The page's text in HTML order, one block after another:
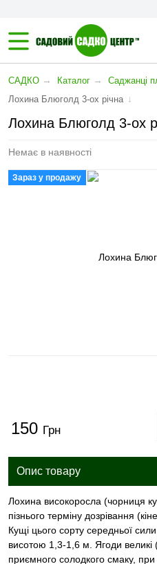
САДКО → Каталог → Саджанці
Лохина Блюголд 3-ох річна ↓
Лохина Блюголд 3-ох
Немає в наявності
Зараз у продажу
150 Грн
Опис товару
Лохина високоросла (чорниця
пізнього терміну дозрівання
Кущі цього сорту середньої
висотою 1,3-1,6 м. Ягоди великі
приємного солодкого смаку,